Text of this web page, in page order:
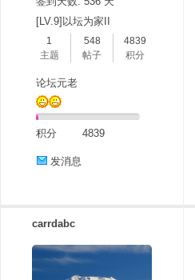
[LV.9]以坛为家II
1
主题
548
帖子
4839
积分
论坛元老
积分 4839
发消息
carrdabc